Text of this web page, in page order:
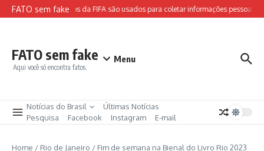
Ir para o conteúdo
FATO sem fakeSites falsos da FIFA são usados para coletar informações pessoais e
FATO sem fake
Aqui você só encontra fatos.
Menu
Notícias do Brasil
Últimas Notícias
Pesquisa
Facebook Instagram E-mail
Home / Rio de Janeiro / Fim de semana na Bienal do Livro Rio 2023